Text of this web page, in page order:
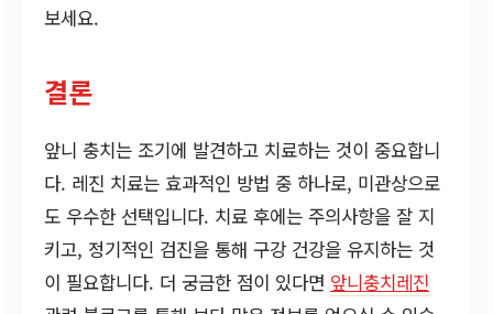
보세요.
결론
앞니 충치는 조기에 발견하고 치료하는 것이 중요합니
다. 레진 치료는 효과적인 방법 중 하나로, 미관상으로
도 우수한 선택입니다. 치료 후에는 주의사항을 잘 지
키고, 정기적인 검진을 통해 구강 건강을 유지하는 것
이 필요합니다. 더 궁금한 점이 있다면 앞니충치레진